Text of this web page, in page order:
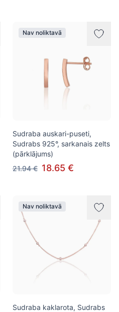
Nav noliktavā
Sudraba auskari-puseti,
Sudrabs 925°, sarkanais zelts
(pārklājums)
21.94 € 18.65 €
Nav noliktavā
Sudraba kaklarota, Sudrabs